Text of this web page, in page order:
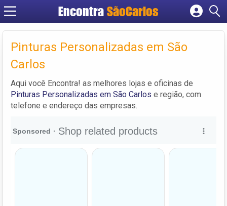
EncontraSãoCarlos
Cadastrar empresa
Criar conta
Pinturas Personalizadas em São
Carlos
Aqui você Encontra! as melhores lojas e oficinas de
Pinturas Personalizadas em São Carlos e região, com
telefone e endereço das empresas.